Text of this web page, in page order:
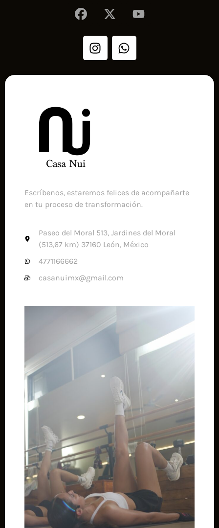
Escríbenos, estaremos felices de acompañarte
en tu proceso de transformación.
Paseo del Moral 513, Jardines del Moral
(513,67 km) 37160 León, México
4771166662
casanuimx@gmail.com